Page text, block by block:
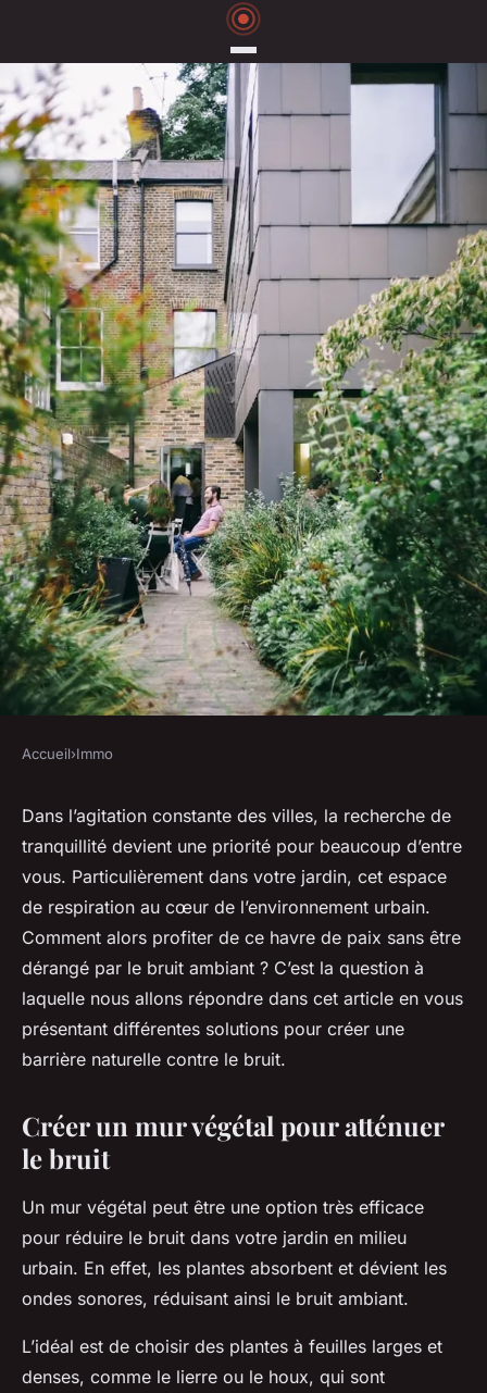
Comment créer une barrière
naturelle efficace contre le
bruit pour un jardin en zone
urbaine?
Tom•30 avril 2024•6 min de lecture
Accueil›Immo
Dans l’agitation constante des villes, la recherche de
tranquillité devient une priorité pour beaucoup d’entre
vous. Particulièrement dans votre jardin, cet espace
de respiration au cœur de l’environnement urbain.
Comment alors profiter de ce havre de paix sans être
dérangé par le bruit ambiant ? C’est la question à
laquelle nous allons répondre dans cet article en vous
présentant différentes solutions pour créer une
barrière naturelle contre le bruit.
Créer un mur végétal pour atténuer
le bruit
Un mur végétal peut être une option très efficace
pour réduire le bruit dans votre jardin en milieu
urbain. En effet, les plantes absorbent et dévient les
ondes sonores, réduisant ainsi le bruit ambiant.
L’idéal est de choisir des plantes à feuilles larges et
denses, comme le lierre ou le houx, qui sont